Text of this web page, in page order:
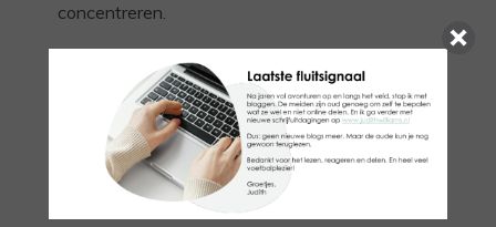
concentreren.
Maar om dat punt te bereiken zullen we eerst
moeten investeren. In jeugdopleidingen voor
meiden bijvoorbeeld. Zodat we de kwaliteit van
zowel onze nationale competitie als van ons
Nederlandse vrouwenelftal naar een zo hoog
mogelijk niveau kunnen tillen.